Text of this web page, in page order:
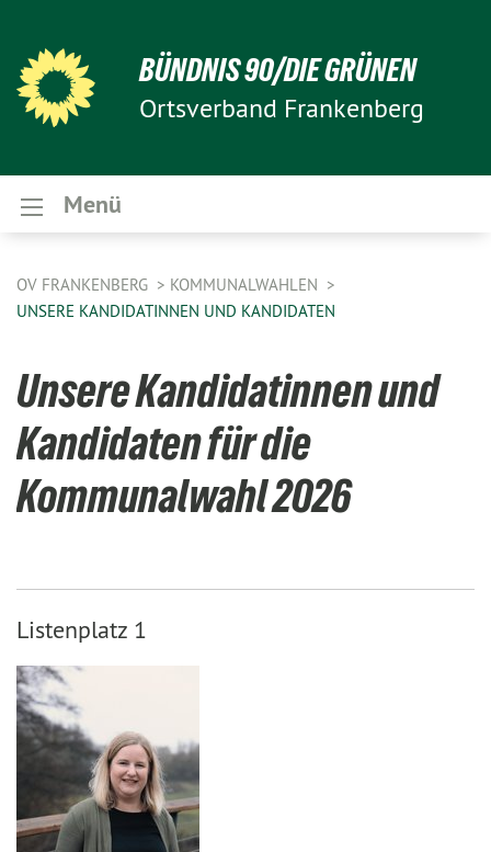
BÜNDNIS 90/DIE GRÜNEN
Ortsverband Frankenberg
Menü
OV FRANKENBERG
KOMMUNALWAHLEN
UNSERE KANDIDATINNEN UND KANDIDATEN
Unsere Kandidatinnen und
Kandidaten für die
Kommunalwahl 2026
Listenplatz 1